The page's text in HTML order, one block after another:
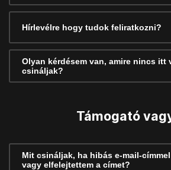
Hírlevélre hogy tudok feliratkozni?
Olyan kérdésem van, amire nincs itt
csináljak?
Támogató
Mit csináljak, ha hibás e-mail-
vagy elfelejtettem a címet?